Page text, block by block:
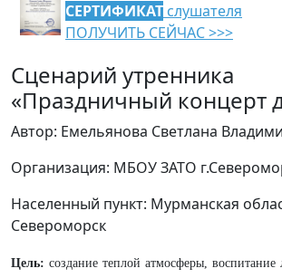
СЕРТИФИКАТ слушателя
ПОЛУЧИТЬ СЕЙЧАС >>>
Сценарий утренника
«Праздничный концерт
Автор: Емельянова Светлана
Организация: МБОУ ЗАТО
Населенный пункт: Мурманская
Североморск
Цель: создание теплой атмосферы,